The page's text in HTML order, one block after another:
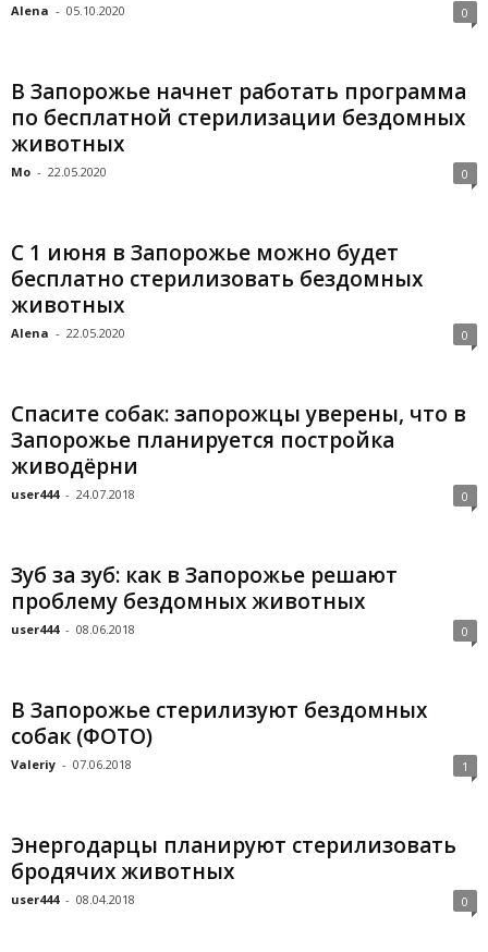
Alena - 05.10.2020 0
В Запорожье начнет работать программа
по бесплатной стерилизации бездомных
животных
Mo - 22.05.2020 0
С 1 июня в Запорожье можно будет
бесплатно стерилизовать бездомных
животных
Alena - 22.05.2020 0
Спасите собак: запорожцы уверены, что в
Запорожье планируется постройка
живодёрни
user444 - 24.07.2018 0
Зуб за зуб: как в Запорожье решают
проблему бездомных животных
user444 - 08.06.2018 0
В Запорожье стерилизуют бездомных
собак (ФОТО)
Valeriy - 07.06.2018 1
Энергодарцы планируют стерилизовать
бродячих животных
user444 - 08.04.2018 0